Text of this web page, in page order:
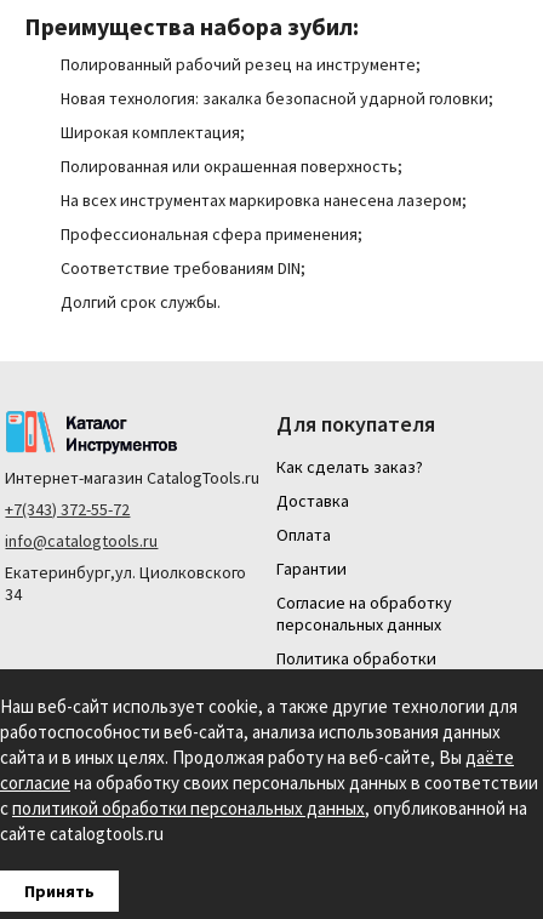
Преимущества набора зубил:
Полированный рабочий резец на инструменте;
Новая технология: закалка безопасной ударной головки;
Широкая комплектация;
Полированная или окрашенная поверхность;
На всех инструментах маркировка нанесена лазером;
Профессиональная сфера применения;
Соответствие требованиям DIN;
Долгий срок службы.
Интернет-магазин CatalogTools.ru
+7(343) 372-55-72
info@catalogtools.ru
Екатеринбург,ул. Циолковского
34
Для покупателя
Как сделать заказ?
Доставка
Оплата
Гарантии
Согласие на обработку
персональных данных
Политика обработки
Для юридических лиц
На нашем сайте мы используем cookie для сбора информации технического
характера. Продолжая использовать этот сайт, вы даете согласие на
использование файлов cookies и обработку персональных данных в соответствии с
Политикой обработки персональных данных.Информация на сайте носит
справочный характер и не является публичной офертой, определяемой
положениями статьи 437 гражданского кодекса РФ.
Наш веб-сайт использует cookie, а также другие технологии для
работоспособности веб-сайта, анализа использования данных
сайта и в иных целях. Продолжая работу на веб-сайте, Вы даёте
согласие на обработку своих персональных данных в соответствии
сполитикой обработки персональных данных, опубликованной на
сайте catalogtools.ru
Принять